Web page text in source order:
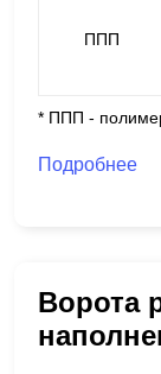
ППП
* ППП -
Подробнее
Ворота